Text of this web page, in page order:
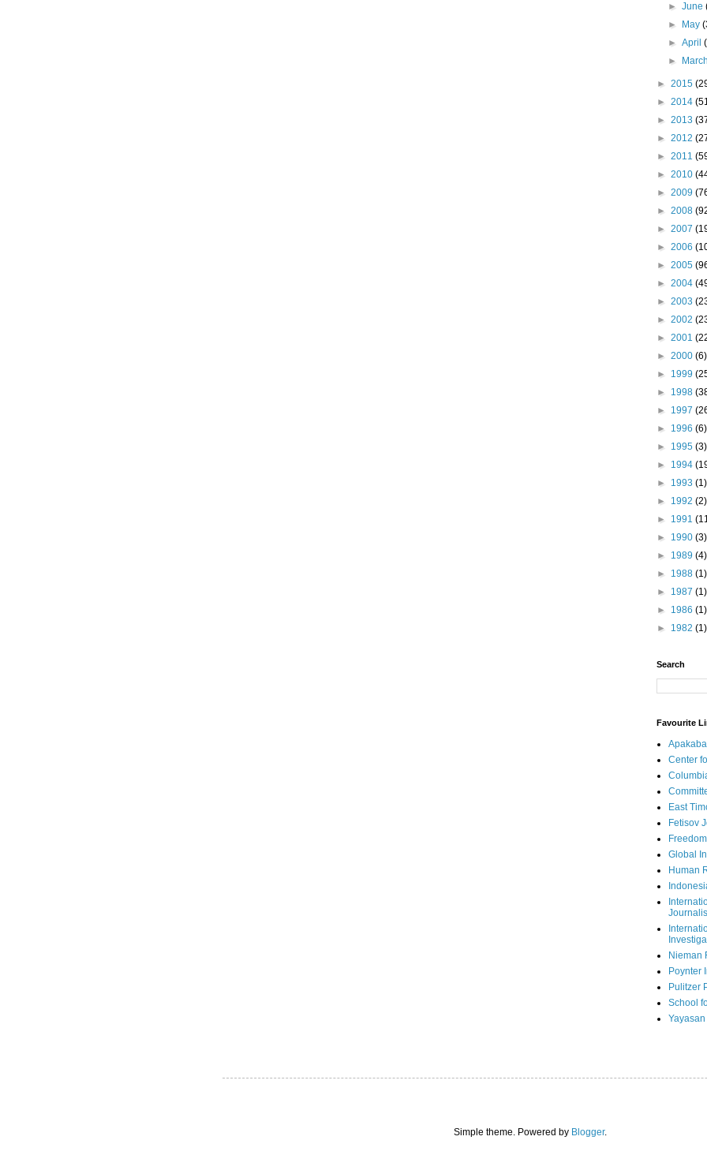
►June
►
May
►April
►
► 2015
► 2014
► 2013
► 2012
► 2011
► 2010
► 2009
► 2008
► 2007
► 2006
► 2005
► 2004
► 2003
► 2002
► 2001
► 2000 (6)
► 1999
► 1998
► 1997
► 1996 (6)
► 1995 (3)
► 1994
► 1993 (1)
► 1992 (2)
► 1991
► 1990 (3)
► 1989 (4)
► 1988 (1)
► 1987 (1)
► 1986 (1)
► 1982 (1)
Search
Favourite
Center
East
Fetisov
Global
Human
Nieman
Poynter
Pulitzer
School
Simple theme. Powered by Blogger.